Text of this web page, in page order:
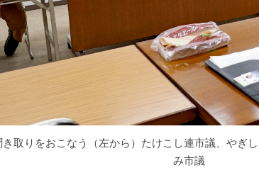
取りをおこなう（左から）たけこし連市議、やぎ
み市議